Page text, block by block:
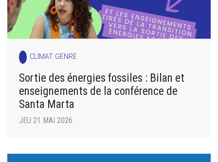
CLIMAT GENRE
Sortie des énergies fossiles : Bilan et
enseignements de la conférence de
Santa Marta
JEU 21 MAI 2026